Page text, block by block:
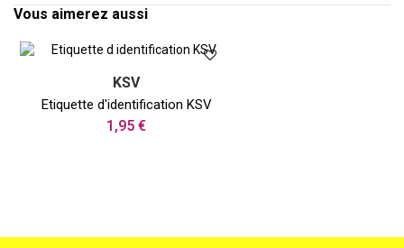
Vous aimerez aussi
KSV
Etiquette d'identification KSV
1,95 €